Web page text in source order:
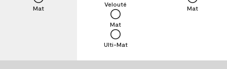
Mat
Ulti-Mat
Mat
Velouté
Mat